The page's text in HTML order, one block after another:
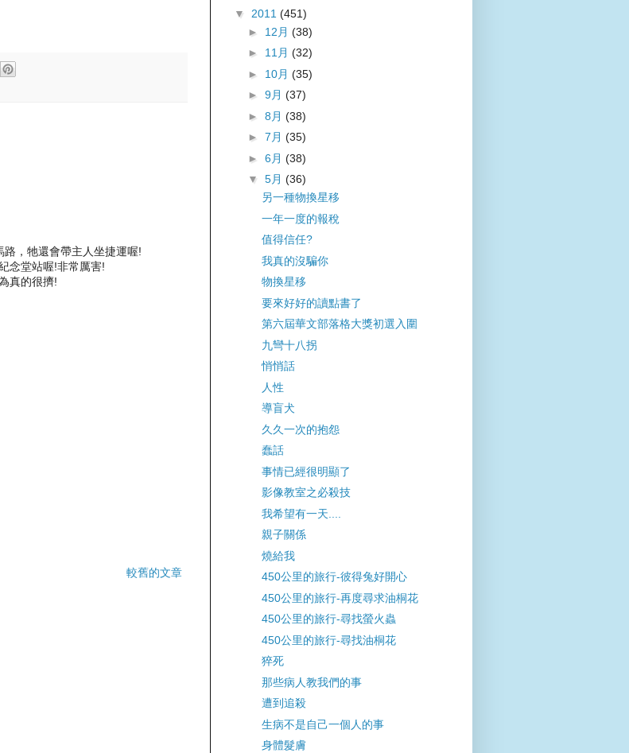
，牠還會帶主人坐捷運喔!
念堂站喔!非常厲害!
真的很擠!
較舊的文章
▼ 2011 (451)
► 12月 (38)
► 11月 (32)
► 10月 (35)
► 9月 (37)
► 8月 (38)
► 7月 (35)
► 6月 (38)
▼ 5月 (36)
另一種物換星移
一年一度的報稅
值得信任?
我真的沒騙你
物換星移
要來好好的讀點書了
第六屆華文部落格大獎​初選入圍
九彎十八拐
悄悄話
人性
導盲犬
久久一次的抱怨
蠢話
事情已經很明顯了
影像教室之必殺技
我希望有一天....
親子關係
燒給我
450公里的旅行-彼得兔好開心
450公里的旅行-再度尋求油桐花
450公里的旅行-尋找螢火蟲
450公里的旅行-尋找油桐花
猝死
那些病人教我們的事
遭到追殺
生病不是自己一個人的事
身體髮膚